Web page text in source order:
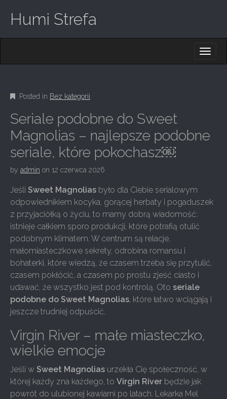
Humi Strefa
M
E
N
U
C
N
T
E
N
T
Posted in Bez kategorii
Seriale podobne do Sweet
Magnolias – najlepsze podobne
seriale, które pokochasz￼
by admin on 12 czerwca 2026
Jeśli Sweet Magnolias było dla Ciebie serialowym
odpowiednikiem kocyka, gorącej herbaty i pogaduszek
z przyjaciółką o życiu, to mamy dobrą wiadomość:
istnieje całkiem sporo produkcji, które potrafią otulić
podobnym klimatem. W centrum są relacje,
małomiasteczkowe sekrety, odrobina romansu i
bohaterki, które wiedzą, że czasem trzeba się przytulić,
czasem pokłócić, a czasem po prostu zjeść ciasto i
udawać, że wszystko jest pod kontrolą. Oto seriale
podobne do Sweet Magnolias, które łatwo wciągają i
jeszcze trudniej odpuścić.
Virgin River – małe miasteczko,
wielkie emocje
Jeśli w Sweet Magnolias urzekła Cię społeczność, w
której każdy zna każdego, to Virgin River będzie jak
powrót do ulubionej kawiarni po latach. Lekarka Mel